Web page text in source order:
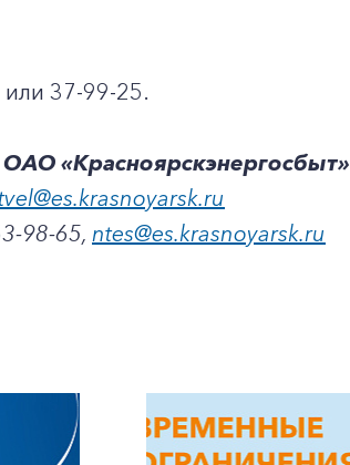
37-99-25.
«Красноярскэнергосбыт»
98-65, ntes@es.krasnoyarsk.ru